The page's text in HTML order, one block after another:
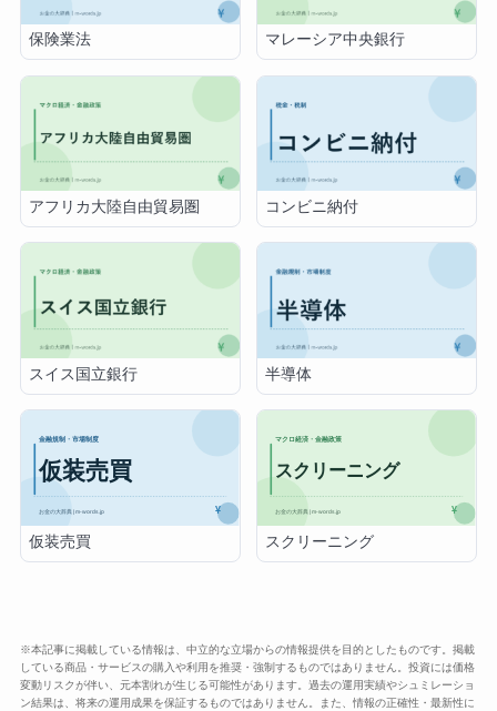
保険業法 マレーシア中央銀行
アフリカ大陸自由貿易圏 コンビニ納付
スイス国立銀行 半導体
仮装売買 スクリーニング
※本記事に掲載している情報は、中立的な立場からの情報提供を目的としたものです。掲載
している商品・サービスの購入や利用を推奨・強制するものではありません。投資には価格
変動リスクが伴い、元本割れが生じる可能性があります。過去の運用実績やシュミレーショ
ン結果は、将来の運用成果を保証するものではありません。また、情報の正確性・最新性に